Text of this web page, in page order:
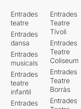
Entrades
teatre
Entrades
dansa
Entrades
musicals
Entrades
teatre
infantil
Entrades
Entrades
Teatre
Tívoli
Entrades
Teatre
Coliseum
Entrades
Teatre
Borràs
Entrades